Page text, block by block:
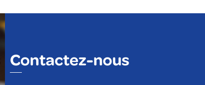
Contactez-nous